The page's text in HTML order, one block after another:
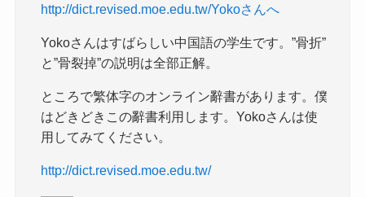
http://dict.revised.moe.edu.tw/Yokoさんへ
Yokoさんはすばらしい中国語の学生です。”骨折”
と”骨裂掉”の説明は全部正解。
ところで繁体字のオンライン辭書があります。僕
はどきどきこの辭書利用します。Yokoさんは使
用してみてください。
http://dict.revised.moe.edu.tw/